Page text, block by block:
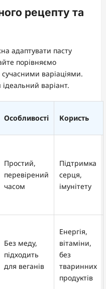
рецепту та
адаптувати пасту
порівняємо
варіаціями.
варіант.
Особливості Користь
Простий,
перевірений
часом
Підтримка
серця,
імунітету
Без меду,
підходить
для веганів
Енергія,
вітаміни,
без
тваринних
продуктів